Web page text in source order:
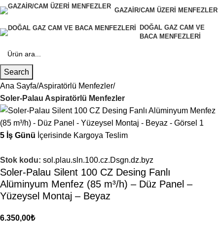
GAZAIR/CAM ÜZERI MENFEZLER
DOĞAL GAZ CAM VE
BACA MENFEZLERI
Search
Ana Sayfa Aspiratörlü Menfezler
Soler-Palau Aspiratörlü Menfezler
5 İş Günü İçerisinde Kargoya Teslim
Stok kodu: sol.plau.sln.100.cz.Dsgn.dz.byz
Soler-Palau Silent 100 CZ Desing Fanlı
Alüminyum Menfez (85 m³/h) – Düz Panel –
Yüzeysel Montaj – Beyaz
6.350,00₺